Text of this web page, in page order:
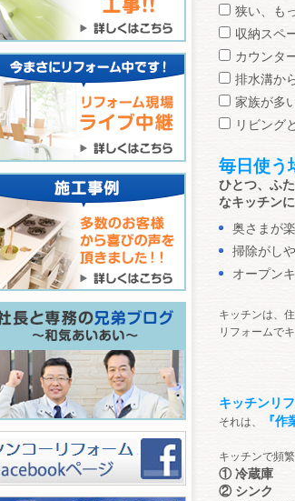
狭い、も
収納スペ
カウンタ
排水溝か
家族が多
リビング
毎日使う
ひとつ、ふ
なキッチン
奥さまが
掃除がし
オープン
キッチンは、
リフォームで
キッチンリ
それは、
『
キッチンで頻
① 冷蔵庫
② シンク